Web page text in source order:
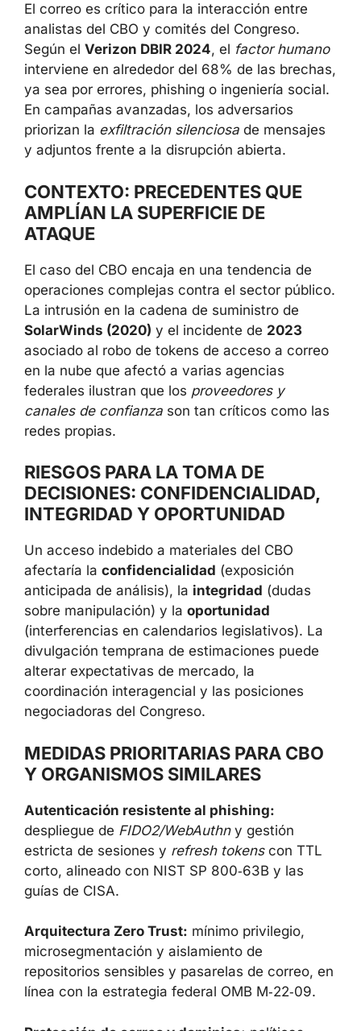
El correo es crítico para la interacción entre
analistas del CBO y comités del Congreso.
Según el Verizon DBIR 2024, el factor humano
interviene en alrededor del 68% de las brechas,
ya sea por errores, phishing o ingeniería social.
En campañas avanzadas, los adversarios
priorizan la exfiltración silenciosa de mensajes
y adjuntos frente a la disrupción abierta.
CONTEXTO: PRECEDENTES QUE
AMPLÍAN LA SUPERFICIE DE
ATAQUE
El caso del CBO encaja en una tendencia de
operaciones complejas contra el sector público.
La intrusión en la cadena de suministro de
SolarWinds (2020) y el incidente de 2023
asociado al robo de tokens de acceso a correo
en la nube que afectó a varias agencias
federales ilustran que los proveedores y
canales de confianza son tan críticos como las
redes propias.
RIESGOS PARA LA TOMA DE
DECISIONES: CONFIDENCIALIDAD,
INTEGRIDAD Y OPORTUNIDAD
Un acceso indebido a materiales del CBO
afectaría la confidencialidad (exposición
anticipada de análisis), la integridad (dudas
sobre manipulación) y la oportunidad
(interferencias en calendarios legislativos). La
divulgación temprana de estimaciones puede
alterar expectativas de mercado, la
coordinación interagencial y las posiciones
negociadoras del Congreso.
MEDIDAS PRIORITARIAS PARA CBO
Y ORGANISMOS SIMILARES
Autenticación resistente al phishing:
despliegue de FIDO2/WebAuthny gestión
estricta de sesiones y refresh tokenscon TTL
corto, alineado con NIST SP 800‑63B y las
guías de CISA.
Arquitectura Zero Trust: mínimo privilegio,
microsegmentación y aislamiento de
repositorios sensibles y pasarelas de correo, en
línea con la estrategia federal OMB M‑22‑09.